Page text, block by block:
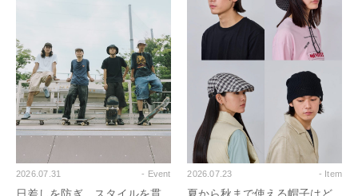
2026.07.31 - Event
日差しを防ぎ、スタイルを貫
2026.07.23 - Item
夏から秋まで使える帽子はど